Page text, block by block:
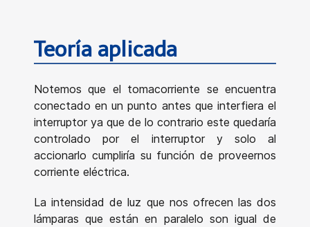
Teoría aplicada
Notemos que el tomacorriente se encuentra
conectado en un punto antes que interfiera el
interruptor ya que de lo contrario este quedaría
controlado por el interruptor y solo al
accionarlo cumpliría su función de proveernos
corriente eléctrica.
La intensidad de luz que nos ofrecen las dos
lámparas que están en paralelo son igual de